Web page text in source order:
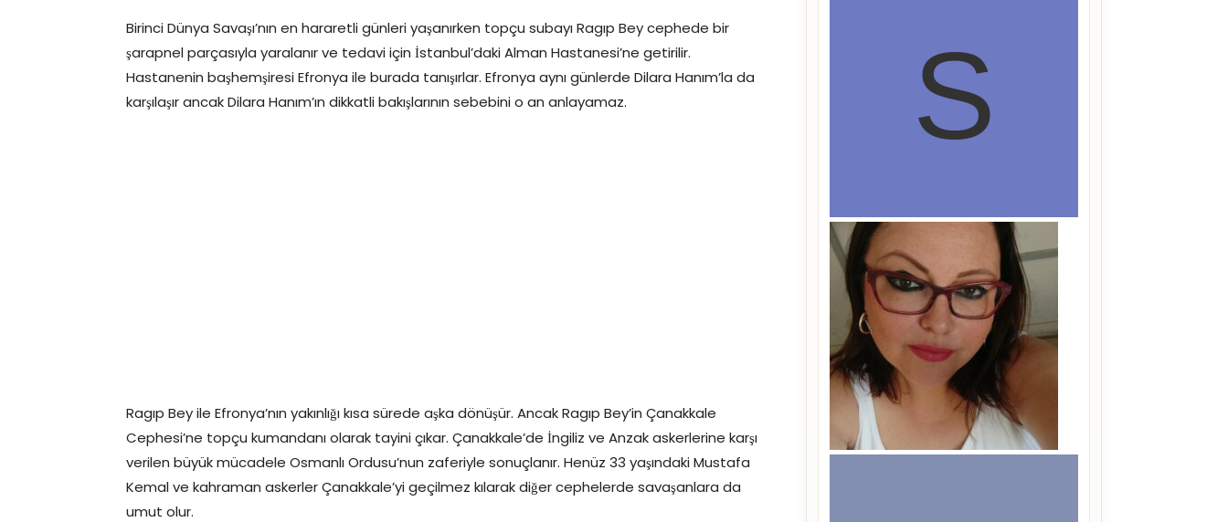
Birinci Dünya Savaşı’nın en hararetli günleri yaşanırken topçu subayı Ragıp Bey cephede bir
şarapnel parçasıyla yaralanır ve tedavi için İstanbul’daki Alman Hastanesi’ne getirilir.
Hastanenin başhemşiresi Efronya ile burada tanışırlar. Efronya aynı günlerde Dilara Hanım’la da
karşılaşır ancak Dilara Hanım’ın dikkatli bakışlarının sebebini o an anlayamaz.
Ragıp Bey ile Efronya’nın yakınlığı kısa sürede aşka dönüşür. Ancak Ragıp Bey’in Çanakkale
Cephesi’ne topçu kumandanı olarak tayini çıkar. Çanakkale’de İngiliz ve Anzak askerlerine karşı
verilen büyük mücadele Osmanlı Ordusu’nun zaferiyle sonuçlanır. Henüz 33 yaşındaki Mustafa
Kemal ve kahraman askerler Çanakkale’yi geçilmez kılarak diğer cephelerde savaşanlara da
umut olur.